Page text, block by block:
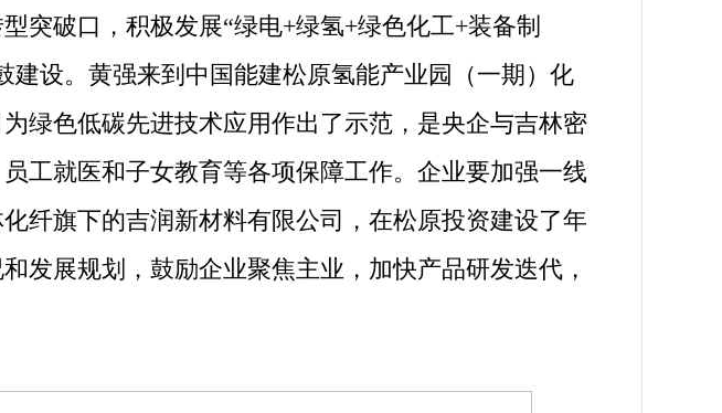
破口，积极发展“绿电+绿氢+绿色化工+装备制
设。黄强来到中国能建松原氢能产业园（一期）化
绿色低碳先进技术应用作出了示范，是央企与吉林密
工就医和子女教育等各项保障工作。企业要加强一线
纤旗下的吉润新材料有限公司，在松原投资建设了年
发展规划，鼓励企业聚焦主业，加快产品研发迭代，